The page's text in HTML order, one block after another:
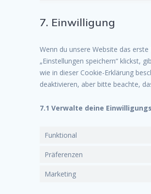
7. Einwilligung
Wenn du unsere Website das
„Einstellungen speichern“ klickst,
wie in dieser Cookie-Erklärung
deaktivieren, aber bitte beachte,
7.1 Verwalte deine
Funktional
Präferenzen
Marketing